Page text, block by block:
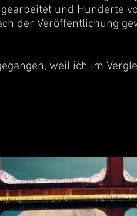
und Hunderte
der Veröffentlichung
weil ich im